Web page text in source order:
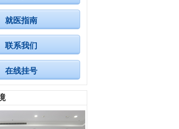
就医指南
联系我们
在线挂号